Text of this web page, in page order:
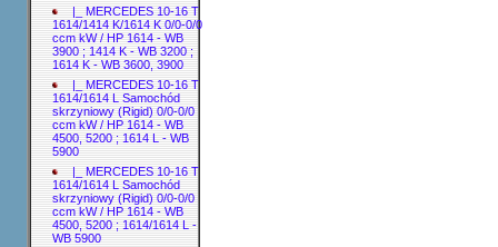
|_ MERCEDES 10-16 T
1614/1414 K/1614 K 0/0-0/0
ccm kW / HP 1614 - WB
3900 ; 1414 K - WB 3200 ;
1614 K - WB 3600, 3900
|_ MERCEDES 10-16 T
1614/1614 L Samochód
skrzyniowy (Rigid) 0/0-0/0
ccm kW / HP 1614 - WB
4500, 5200 ; 1614 L - WB
5900
|_ MERCEDES 10-16 T
1614/1614 L Samochód
skrzyniowy (Rigid) 0/0-0/0
ccm kW / HP 1614 - WB
4500, 5200 ; 1614/1614 L -
WB 5900